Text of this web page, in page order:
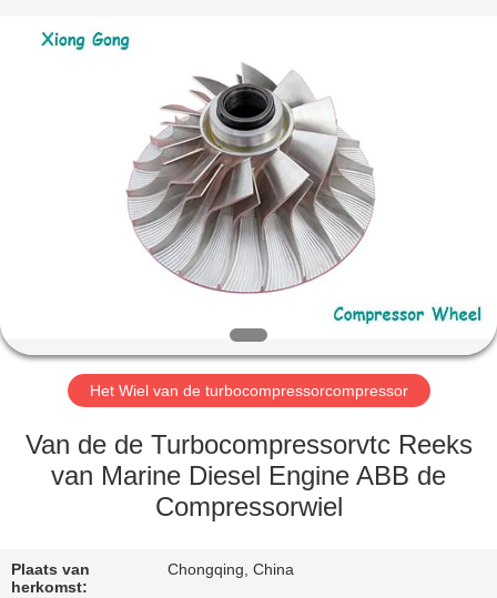
PRODUCTEN
ONGEVEER
FABRIEKSREIS
KWALITEITSCONTROLE
CONTACTEER
Electrical
Het Wiel van de turbocompressorcompressor
Van de de Turbocompressorvtc Reeks
van Marine Diesel Engine ABB de
Compressorwiel
Plaats van
herkomst:
Chongqing, China